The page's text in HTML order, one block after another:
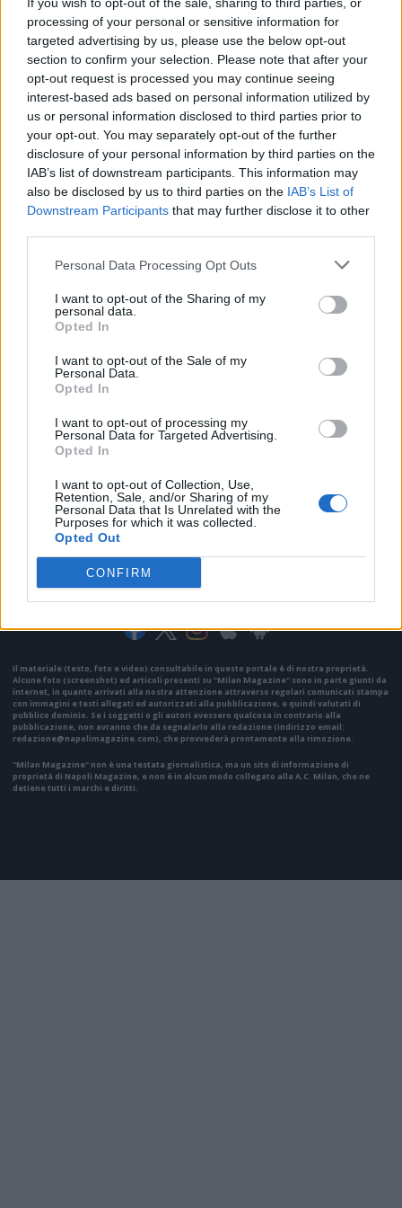
processing of your personal or sensitive information for
targeted advertising by us, please use the below opt-out
section to confirm your selection. Please note that after your
opt-out request is processed you may continue seeing
interest-based ads based on personal information utilized by
us or personal information disclosed to third parties prior to
your opt-out. You may separately opt-out of the further
disclosure of your personal information by third parties on the
IAB’s list of downstream participants. This information may
also be disclosed by us to third parties on the IAB’s List of
Downstream Participants that may further disclose it to other
Personal Data Processing Opt Outs
I want to opt-out of the Sharing of my
personal data.
Opted In
I want to opt-out of the Sale of my
Personal Data.
Opted In
I want to opt-out of processing my
Personal Data for Targeted Advertising.
Opted In
I want to opt-out of Collection, Use,
Retention, Sale, and/or Sharing of my
Personal Data that Is Unrelated with the
Purposes for which it was collected.
Opted Out
CONFIRM
Willian Pacho (Paris SG), Joel Ordóñez (Club Brugge), Félix
Torres (Internacional), Jackson Porozo (Tijuana), Angelo
Preciado (Atlético Mineiro).
Centrocampisti: Moisés Caicedo (Chelsea), Alan Franco
(Atlético Mineiro), Alan Minda (Atlético Mineiro), Pedro Vite
(Pumas), Jeremy Arévalo (Stoccarda), Kendry Páez (River
Plate), Jordy Alcívar (Independiente del Valle), Nilson Angulo
(Sunderland), Anthony Valencia (Royal Antwerp), John Yeboah
(Venezia), Denil Castillo (Midtjylland), Gonzalo Plata
(Flamengo).
Attaccanti: Enner Valencia (Pachuca), Kevin Rodríguez (San
Gallo), Jordy Caicedo (Huracán), Yaimar Medina (Genk).
VAI ALLA VERSIONE CLASSICA
Il materiale (testo, foto e video) consultabile in questo portale è di nostra proprietà.
Alcune foto (screenshot) ed articoli presenti su "Milan Magazine" sono in parte giunti da
internet, in quanto arrivati alla nostra attenzione attraverso regolari comunicati stampa
con immagini e testi allegati ed autorizzati alla pubblicazione, e quindi valutati di
pubblico dominio. Se i soggetti o gli autori avessero qualcosa in contrario alla
pubblicazione, non avranno che da segnalarlo alla redazione (indirizzo email:
redazione@napolimagazine.com), che provvederà prontamente alla rimozione.
"Milan Magazine" non è una testata giornalistica, ma un sito di informazione di
proprietà di Napoli Magazine, e non è in alcun modo collegato alla A.C. Milan, che ne
detiene tutti i marchi e diritti.